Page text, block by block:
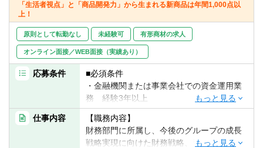
非公開求人とは？
サービス紹介
転職お役立ち情報
求人情報
「生活者視点」と「商品開発力」から生まれる新商品は年間1,000点以
上！
原則として転勤なし 未経験可 有形商材の求人
オンライン面接／WEB面接（実績あり）
応募条件
■必須条件
・金融機関または事業会社での資金運用業
務 経験3年以上
・会計・簿記にかかる基礎知識
仕事内容
【職務内容】
財務部門に所属し、今後のグループの成長
戦略実現に向けた財務戦略、資金運用など